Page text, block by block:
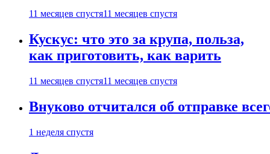
11 месяцев спустя11 месяцев спустя
Кускус: что это за крупа, польза,
как приготовить, как варить
11 месяцев спустя11 месяцев спустя
Внуково отчитался об отправке
1 неделя спустя